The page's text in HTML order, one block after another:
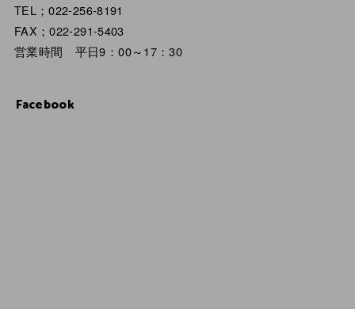
TEL；022-256-8191
FAX；022-291-5403
営業時間 平日9：00～17：30
Facebook